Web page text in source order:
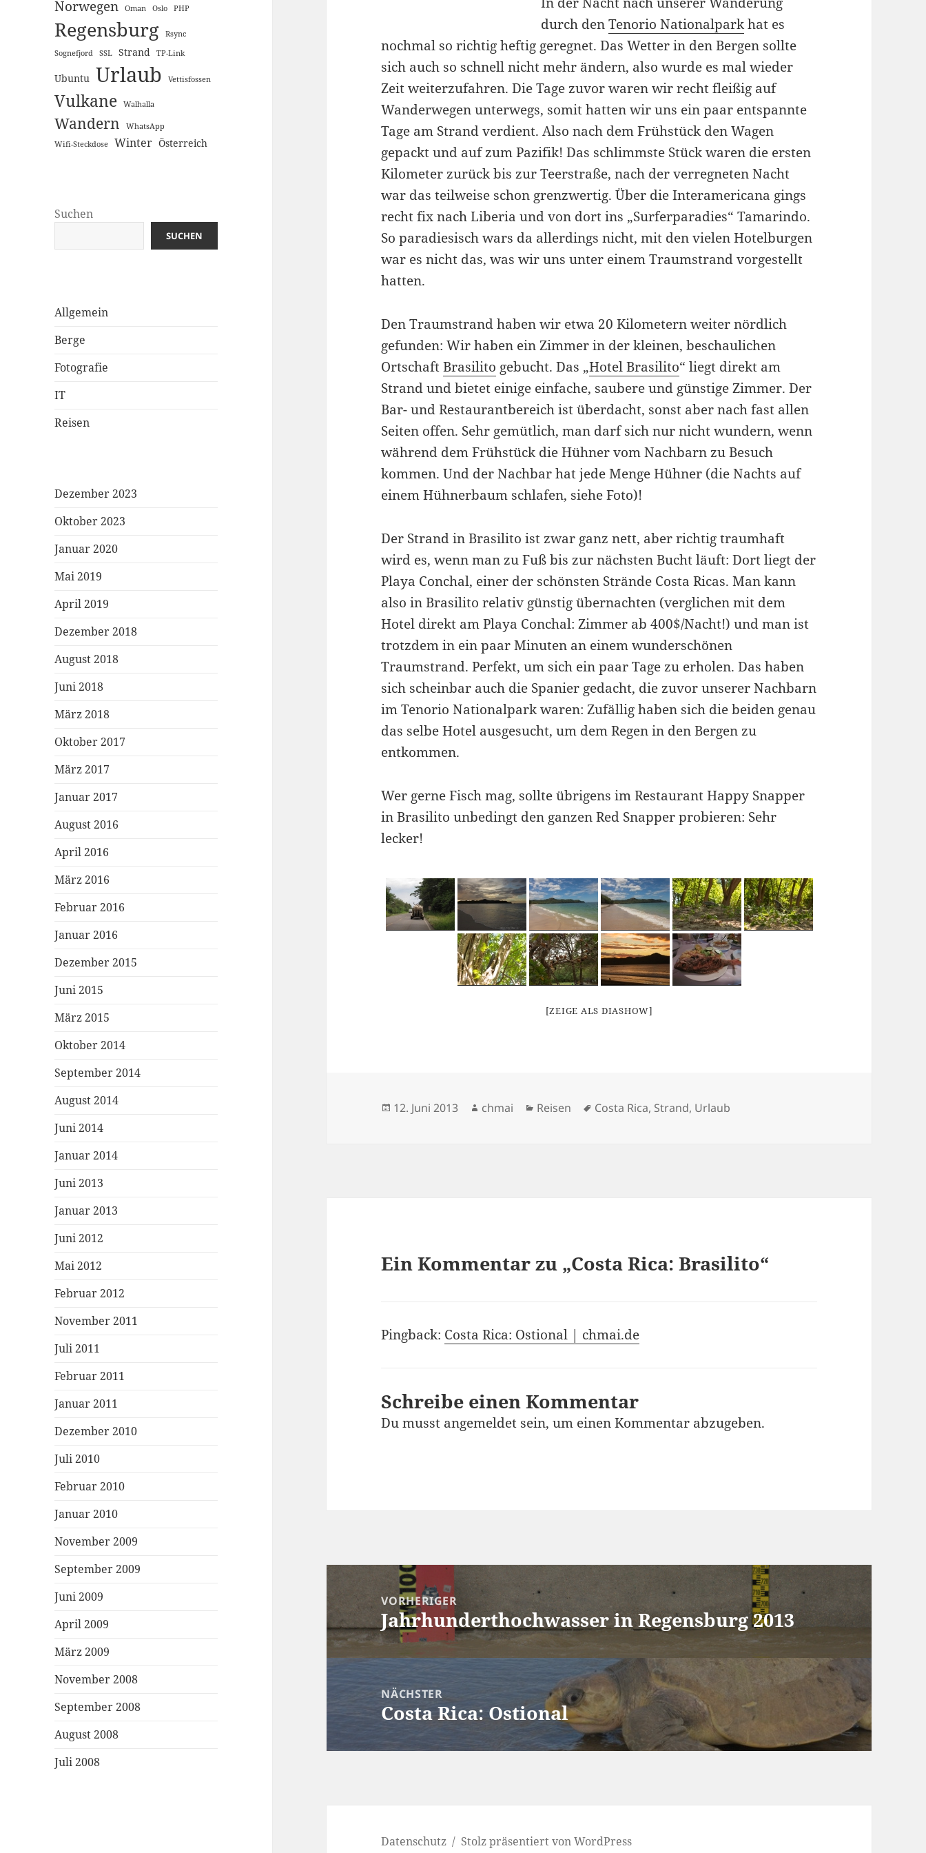
Norwegen Oman Oslo PHP
Regensburg
Rsync
Sognefjord
SSL Strand TP-Link
Ubuntu Urlaub Vettisfossen
Vulkane Walhalla
Wandern
WhatsApp
Wifi-Steckdose
Winter Österreich
Suchen
SUCHEN
Allgemein
Berge
Fotografie
IT
Reisen
Dezember 2023
Oktober 2023
Januar 2020
Mai 2019
April 2019
Dezember 2018
August 2018
Juni 2018
März 2018
Oktober 2017
März 2017
Januar 2017
August 2016
April 2016
März 2016
Februar 2016
Januar 2016
Dezember 2015
Juni 2015
März 2015
Oktober 2014
September 2014
August 2014
Juni 2014
Januar 2014
Juni 2013
Januar 2013
Juni 2012
Mai 2012
Februar 2012
November 2011
Juli 2011
Februar 2011
Januar 2011
Dezember 2010
Juli 2010
Februar 2010
Januar 2010
November 2009
September 2009
Juni 2009
April 2009
März 2009
November 2008
September 2008
August 2008
Juli 2008
durch denTenorio Nationalparkhat es
nochmal so richtig heftig geregnet. Das Wetter in den Bergen sollte
sich auch so schnell nicht mehr ändern, also wurde es mal wieder
Zeit weiterzufahren. Die Tage zuvor waren wir recht fleißig auf
Wanderwegen unterwegs, somit hatten wir uns ein paar entspannte
Tage am Strand verdient. Also nach dem Frühstück den Wagen
gepackt und auf zum Pazifik! Das schlimmste Stück waren die ersten
Kilometer zurück bis zur Teerstraße, nach der verregneten Nacht
war das teilweise schon grenzwertig. Über die Interamericana gings
recht fix nach Liberia und von dort ins „Surferparadies“ Tamarindo.
So paradiesisch wars da allerdings nicht, mit den vielen Hotelburgen
war es nicht das, was wir uns unter einem Traumstrand vorgestellt
hatten.
Den Traumstrand haben wir etwa 20 Kilometern weiter nördlich
gefunden: Wir haben ein Zimmer in der kleinen, beschaulichen
OrtschaftBrasilito gebucht. Das „Hotel Brasilito“ liegt direkt am
Strand und bietet einige einfache, saubere und günstige Zimmer. Der
Bar- und Restaurantbereich ist überdacht, sonst aber nach fast allen
Seiten offen. Sehr gemütlich, man darf sich nur nicht wundern, wenn
während dem Frühstück die Hühner vom Nachbarn zu Besuch
kommen. Und der Nachbar hat jede Menge Hühner (die Nachts auf
einem Hühnerbaum schlafen, siehe Foto)!
Der Strand in Brasilito ist zwar ganz nett, aber richtig traumhaft
wird es, wenn man zu Fuß bis zur nächsten Bucht läuft: Dort liegt der
Playa Conchal, einer der schönsten Strände Costa Ricas. Man kann
also in Brasilito relativ günstig übernachten (verglichen mit dem
Hotel direkt am Playa Conchal: Zimmer ab 400$/Nacht!) und man ist
trotzdem in ein paar Minuten an einem wunderschönen
Traumstrand. Perfekt, um sich ein paar Tage zu erholen. Das haben
sich scheinbar auch die Spanier gedacht, die zuvor unserer Nachbarn
im Tenorio Nationalpark waren: Zufällig haben sich die beiden genau
das selbe Hotel ausgesucht, um dem Regen in den Bergen zu
entkommen.
Wer gerne Fisch mag, sollte übrigens im Restaurant Happy Snapper
in Brasilito unbedingt den ganzen Red Snapper probieren: Sehr
lecker!
[ZEIGE ALS DIASHOW]
Veröffentlicht
12. Juni 2013 Autor
chmai Kategorien
Reisen Schlagwörter
Costa Rica, Strand, Urlaub
Ein Kommentar zu „Costa Rica: Brasilito“
Pingback: Costa Rica: Ostional | chmai.de
Schreibe einen Kommentar
Du musst angemeldet sein, um einen Kommentar abzugeben.
Beitragsnavigation
VORHERIGER
Vorheriger
Beitrag:
Jahrhunderthochwasser in Regensburg 2013
NÄCHSTER
Nächster
Costa Rica: Ostional
Datenschutz Stolz präsentiert von WordPress